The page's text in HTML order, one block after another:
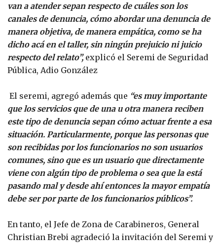
van a atender sepan respecto de cuáles son los
canales de denuncia, cómo abordar una denuncia de
manera objetiva, de manera empática, como se ha
dicho acá en el taller, sin ningún prejuicio ni juicio
respecto del relato”, explicó el Seremi de Seguridad
Pública, Adio González
El seremi, agregó además que “es muy importante
que los servicios que de una u otra manera reciben
este tipo de denuncia sepan cómo actuar frente a esa
situación. Particularmente, porque las personas que
son recibidas por los funcionarios no son usuarios
comunes, sino que es un usuario que directamente
viene con algún tipo de problema o sea que la está
pasando mal y desde ahí entonces la mayor empatía
debe ser por parte de los funcionarios públicos”.
En tanto, el Jefe de Zona de Carabineros, General
Christian Brebi agradeció la invitación del Seremi y